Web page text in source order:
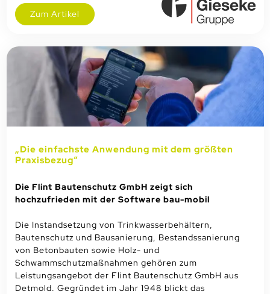
Zum Artikel
„Die einfachste Anwendung mit dem größten
Praxisbezug“
Die Flint Bautenschutz GmbH zeigt sich
hochzufrieden mit der Software bau-mobil
Die Instandsetzung von Trinkwasserbehältern,
Bautenschutz und Bausanierung, Bestandssanierung
von Betonbauten sowie Holz- und
Schwammschutzmaßnahmen gehören zum
Leistungsangebot der Flint Bautenschutz GmbH aus
Detmold. Gegründet im Jahr 1948 blickt das